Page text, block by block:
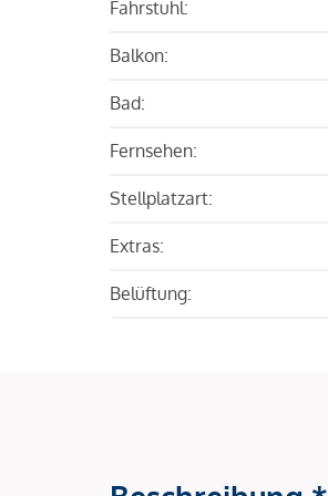
Fahrstuhl:
Balkon:
Bad:
Fernsehen:
Stellplatzart:
Extras:
Belüftung: